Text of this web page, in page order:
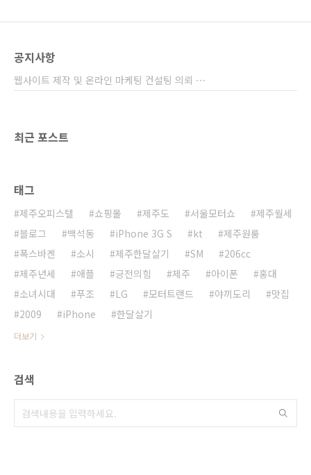
까.. 기존 모델이 들어 왔다는 말은.. 곧 3G S 모
맘으로 기다릴수 있을꺼 같습니다.. 그나저나
공지사항
웹사이트 제작 및 온라인 마케팅 컨설팅 의뢰 ⋯
최근 포스트
태그
제주오피스텔 쇼핑몰 제주도 서울모터쇼
제주월세
블로그
백석동 iPhone 3G S kt
제주원룸
폭스바겐
소시 제주한달살기 SM
206cc
제주년세
애플 긍전의힘 제주 아이폰
홍대
소녀시대
푸조 LG 모터트랜드 야끼도리
맛집
2009
iPhone 한달살기
더보기
검색